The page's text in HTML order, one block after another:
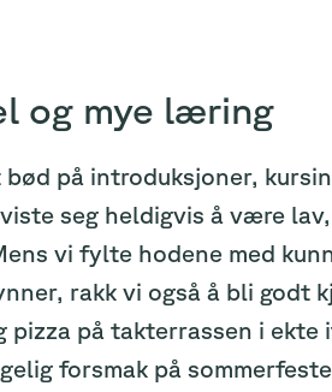
og mye læring
på introduksjoner,
seg heldigvis å være
vi fylte hodene med
rakk vi også å bli godt
på takterrassen i ekte
forsmak på